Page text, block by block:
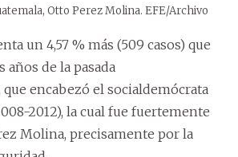
Otto Perez Molina. EFE/Archivo
un 4,57 % más (509 casos) que
de la pasada
encabezó el socialdemócrata
2012), la cual fue fuertemente
Molina, precisamente por la